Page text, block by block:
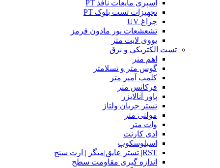
اسپری مایعات نافذ PT
تجهیزات تست بلوک PT
چراغ UV
تشعشعات نور مادون قرمز
یووی لایت متر
تست الکتریکی و برق
اهم متر
گوس متر و تسلامتر
کلمپ آمپر متر
فرکانس متر
پاور آنالایزر
تستر جریان ولتاژ
مولتی متر
وات متر
ادی کارنت
اسیلوسکوپ
RST| تستر عایق|میگر | ارت سنج
اندازه گیری مقاومت سطح